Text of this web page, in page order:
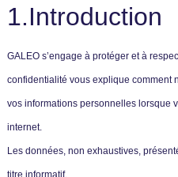
1.Introduction
GALEO s’engage à protéger et à
confidentialité vous explique comment
vos informations personnelles lorsque
internet.
Les données, non exhaustives,
titre informatif.